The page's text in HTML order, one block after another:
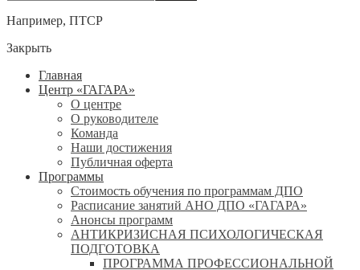
Например, ПТСР
Закрыть
Главная
Центр «ГАГАРА»
О центре
О руководителе
Команда
Наши достижения
Публичная оферта
Программы
Стоимость обучения по программам ДПО
Расписание занятий АНО ДПО «ГАГАРА»
Анонсы программ
АНТИКРИЗИСНАЯ ПСИХОЛОГИЧЕСКАЯ
ПОДГОТОВКА
ПРОГРАММА ПРОФЕССИОНАЛЬНОЙ